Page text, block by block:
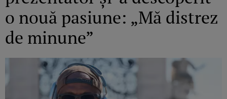
o nouă pasiune: „Mă distrez
de minune”